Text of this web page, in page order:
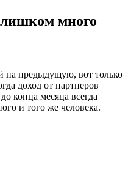
много
на предыдущую, вот только
доход от партнеров
конца месяца всегда
и того же человека.